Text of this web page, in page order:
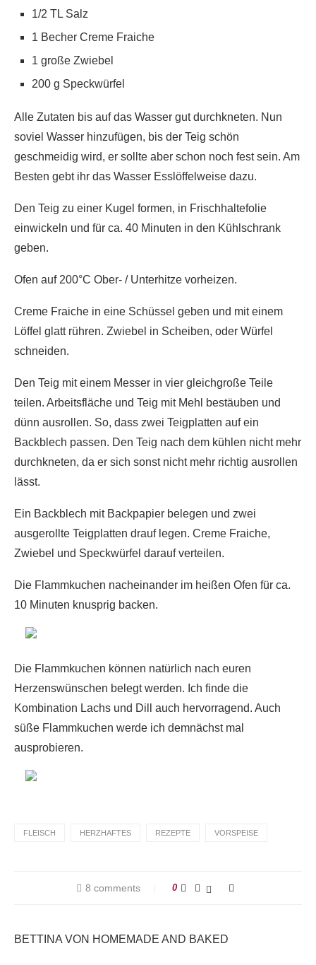
1/2 TL Salz
1 Becher Creme Fraiche
1 große Zwiebel
200 g Speckwürfel
Alle Zutaten bis auf das Wasser gut durchkneten. Nun
soviel Wasser hinzufügen, bis der Teig schön
geschmeidig wird, er sollte aber schon noch fest sein. Am
Besten gebt ihr das Wasser Esslöffelweise dazu.
Den Teig zu einer Kugel formen, in Frischhaltefolie
einwickeln und für ca. 40 Minuten in den Kühlschrank
geben.
Ofen auf 200°C Ober- / Unterhitze vorheizen.
Creme Fraiche in eine Schüssel geben und mit einem
Löffel glatt rühren. Zwiebel in Scheiben, oder Würfel
schneiden.
Den Teig mit einem Messer in vier gleichgroße Teile
teilen. Arbeitsfläche und Teig mit Mehl bestäuben und
dünn ausrollen. So, dass zwei Teigplatten auf ein
Backblech passen. Den Teig nach dem kühlen nicht mehr
durchkneten, da er sich sonst nicht mehr richtig ausrollen
lässt.
Ein Backblech mit Backpapier belegen und zwei
ausgerollte Teigplatten drauf legen. Creme Fraiche,
Zwiebel und Speckwürfel darauf verteilen.
Die Flammkuchen nacheinander im heißen Ofen für ca.
10 Minuten knusprig backen.
Die Flammkuchen können natürlich nach euren
Herzenswünschen belegt werden. Ich finde die
Kombination Lachs und Dill auch hervorragend. Auch
süße Flammkuchen werde ich demnächst mal
ausprobieren.
FLEISCH HERZHAFTES REZEPTE VORSPEISE
8 comments 0
BETTINA VON HOMEMADE AND BAKED